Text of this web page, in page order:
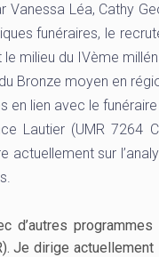
Vanessa Léa, Cathy
funéraires, le
milieu du IVème
Bronze moyen en
en lien avec le
Lautier (UMR 7264
actuellement sur
d’autres
Je dirige